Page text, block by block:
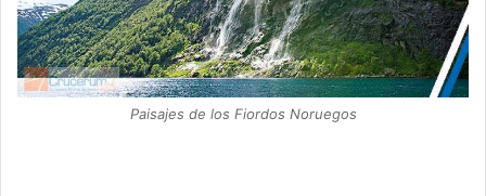
Paisajes de los Fiordos Noruegos